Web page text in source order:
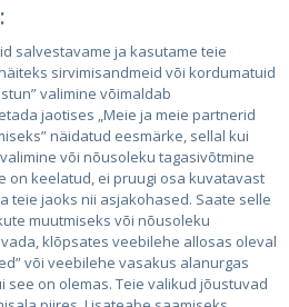
salvestavame ja kasutame teie
sirvimisandmeid või kordumatuid
valimine võimaldab
jaotises „Meie ja meie partnerid
näidatud eesmärke, sellal kui
või nõusoleku tagasivõtmine
on keelatud, ei pruugi osa kuvatavast
teie jaoks nii asjakohased. Saate selle
muutmiseks või nõusoleku
klõpsates veebilehe allosas oleval
või veebilehe vasakus alanurgas
see on olemas. Teie valikud jõustuvad